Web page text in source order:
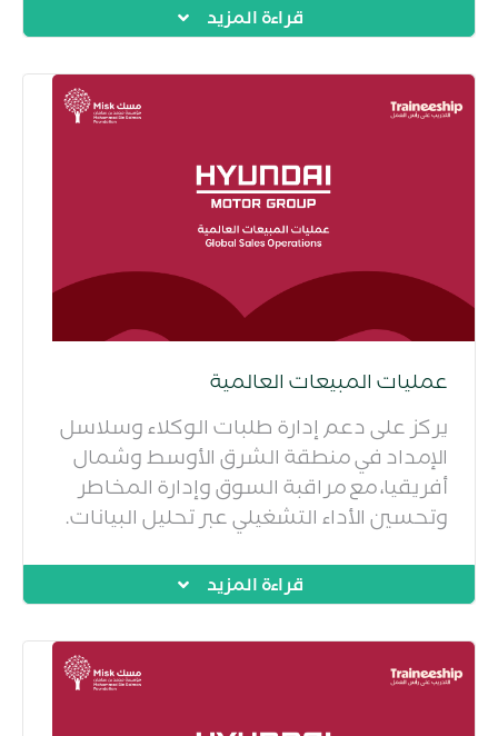
قراءة المزيد
عمليات المبيعات العالمية
يركز على دعم إدارة طلبات الوكلاء وسلاسل
الإمداد في منطقة الشرق الأوسط وشمال
أفريقيا، مع مراقبة السوق وإدارة المخاطر
وتحسين الأداء التشغيلي عبر تحليل البيانات.
قراءة المزيد